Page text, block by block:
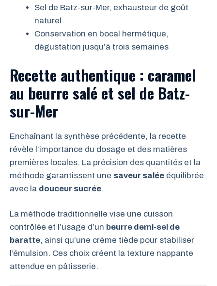
Sel de Batz-sur-Mer, exhausteur de goût
naturel
Conservation en bocal hermétique,
dégustation jusqu’à trois semaines
Recette authentique : caramel
au beurre salé et sel de Batz-
sur-Mer
Enchaînant la synthèse précédente, la recette
révèle l’importance du dosage et des matières
premières locales. La précision des quantités et la
méthode garantissent une saveur salée équilibrée
avec la douceur sucrée.
La méthode traditionnelle vise une cuisson
contrôlée et l’usage d’un beurre demi-sel de
baratte, ainsi qu’une crème tiède pour stabiliser
l’émulsion. Ces choix créent la texture nappante
attendue en pâtisserie.